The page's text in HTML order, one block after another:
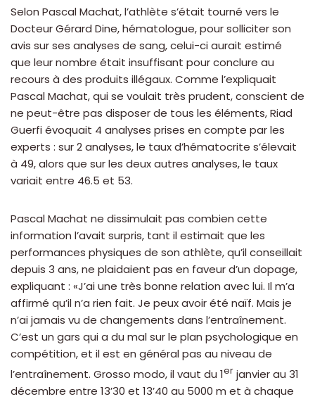
Selon Pascal Machat, l’athlète s’était tourné vers le
Docteur Gérard Dine, hématologue, pour solliciter son
avis sur ses analyses de sang, celui-ci aurait estimé
que leur nombre était insuffisant pour conclure au
recours à des produits illégaux. Comme l’expliquait
Pascal Machat, qui se voulait très prudent, conscient de
ne peut-être pas disposer de tous les éléments, Riad
Guerfi évoquait 4 analyses prises en compte par les
experts : sur 2 analyses, le taux d’hématocrite s’élevait
à 49, alors que sur les deux autres analyses, le taux
variait entre 46.5 et 53.
Pascal Machat ne dissimulait pas combien cette
information l’avait surpris, tant il estimait que les
performances physiques de son athlète, qu’il conseillait
depuis 3 ans, ne plaidaient pas en faveur d’un dopage,
expliquant : «J’ai une très bonne relation avec lui. Il m’a
affirmé qu’il n’a rien fait. Je peux avoir été naïf. Mais je
n’ai jamais vu de changements dans l’entraînement.
C’est un gars qui a du mal sur le plan psychologique en
compétition, et il est en général pas au niveau de
l’entraînement. Grosso modo, il vaut du 1er janvier au 31
décembre entre 13’30 et 13’40 au 5000 m et à chaque